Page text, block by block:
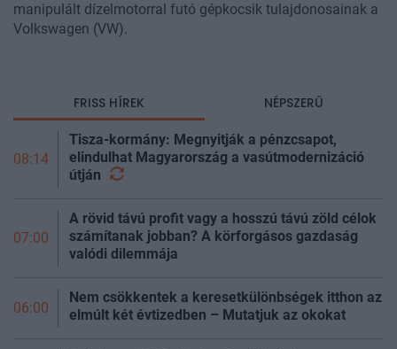
manipulált dízelmotorral futó gépkocsik tulajdonosainak a
Volkswagen (VW).
FRISS HÍREK NÉPSZERŰ
08:14
Tisza-kormány: Megnyitják a pénzcsapot,
elindulhat Magyarország a vasútmodernizáció
útján
07:00
A rövid távú profit vagy a hosszú távú zöld célok
számítanak jobban? A körforgásos gazdaság
valódi dilemmája
06:00
Nem csökkentek a keresetkülönbségek itthon az
elmúlt két évtizedben – Mutatjuk az okokat